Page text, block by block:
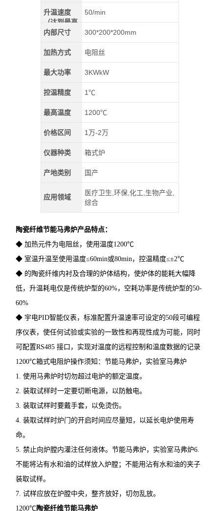
升温速度
（达到最高
温）
50/min
内部尺寸 300*200*200mm
加热方式 电阻丝
最大功率 3KWkW
控温精度 1℃
最高温度 1200℃
价格区间 1万-2万
仪器种类 箱式炉
产地类别 国产
应用领域
医疗卫生,环保,化工,生物产业,
综合
陶瓷纤维节能马弗炉产品特点：
◆ 加热元件为电阻丝，使用温度1200℃
◆ 室温升温至使用温度≤60min或80min，控温精度≤±2℃
◆ 的陶瓷纤维内衬及合理的炉体结构，使炉体的能耗大幅降
低，升温耗电仅是传统炉型的60%，空耗功率是传统炉型的50-
60%
◆ 宇电PID智能仪表，标准配置升温速率可设定的50段可编程
序仪表，使任何试验或实验的一致性和再现性成为可能，同时
可配置RS485 接口，实现对温度的远程控制和温度数据的记录
1200℃箱式电阻炉操作须知：节能马弗炉，实验室马弗炉
1. 使用马弗炉时切勿超过电炉的额定温度。
2. 装取试样时一定要切断电源，以防触电。
3. 装取试样时要戴手套，以免烫伤。
4. 装取试样时炉门的开启时间应尽量短，以延长电炉使用寿
命。
5. 禁止向炉膛内灌注任何液体。节能马弗炉，实验室马弗炉6.
不能将沾有水和油的试样放入炉膛；不能用沾有水和油的夹子
装取试样。
7. 试样应放在炉膛中央，整齐放好，切勿乱放。
1200℃陶瓷纤维节能马弗炉